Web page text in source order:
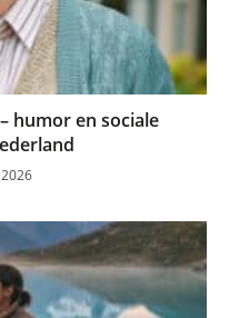
humor en sociale